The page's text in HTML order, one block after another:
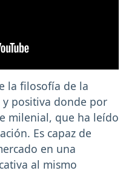
la filosofía de la
y positiva donde por
milenial, que ha leído
Es capaz de
en una
al mismo